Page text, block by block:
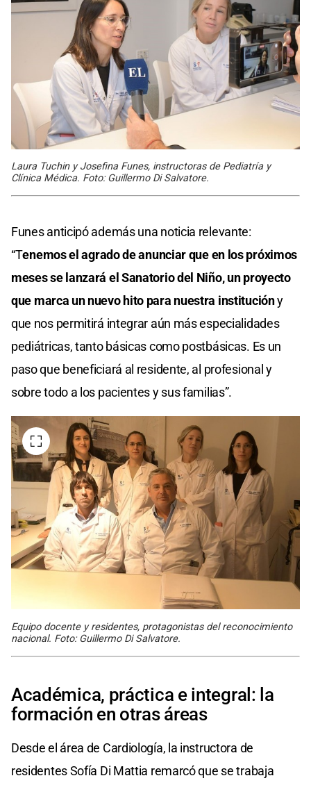
Laura Tuchin y Josefina Funes, instructoras de Pediatría y
Clínica Médica. Foto: Guillermo Di Salvatore.
Funes anticipó además una noticia relevante:
“Tenemos el agrado de anunciar que en los próximos
meses se lanzará el Sanatorio del Niño, un proyecto
que marca un nuevo hito para nuestra institucióny
que nos permitirá integrar aún más especialidades
pediátricas, tanto básicas como postbásicas. Es un
paso que beneficiará al residente, al profesional y
sobre todo a los pacientes y sus familias”.
Equipo docente y residentes, protagonistas del reconocimiento
nacional. Foto: Guillermo Di Salvatore.
Académica, práctica e integral: la
formación en otras áreas
Desde el área de Cardiología, la instructora de
residentes Sofía Di Mattia remarcó que se trabaja